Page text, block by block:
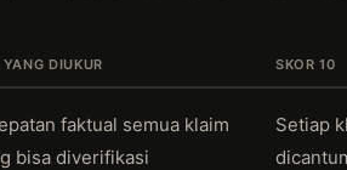
DIUKUR SKOR 10
faktual semua klaim
bisa diverifikasi
Setiap